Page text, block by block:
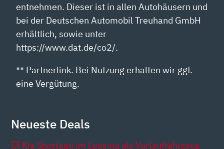
entnehmen. Dieser ist in allen Autohäusern und
bei der Deutschen Automobil Treuhand GmbH
erhältlich, sowie unter
https://www.dat.de/co2/.
** Partnerlink. Bei Nutzung erhalten wir ggf.
eine Vergütung.
Neueste Deals
💥 Kia Sportage im Leasing als Vorlauffahrzeug